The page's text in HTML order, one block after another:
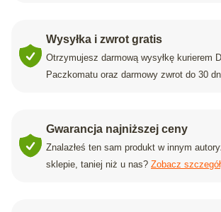
Wysyłka i zwrot gratis
Otrzymujesz darmową wysyłkę kurierem
Paczkomatu oraz darmowy zwrot do 30
Gwarancja najniższej ceny
Znalazłeś ten sam produkt w innym
sklepie, taniej niż u nas? Zobacz